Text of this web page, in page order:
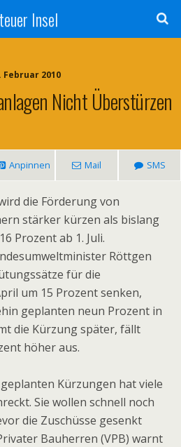
Insel
Februar 2010
Nicht Überstürzen
Anpinnen Mail SMS
die Förderung von
stärker kürzen als bislang
Prozent ab 1. Juli.
Röttgen
für die
um 15 Prozent senken,
geplanten neun Prozent in
die Kürzung später, fällt
höher aus.
Kürzungen hat viele
Sie wollen schnell noch
die Zuschüsse gesenkt
Bauherren (VPB) warnt